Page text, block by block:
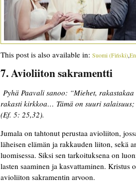
This post is also available in: Suomi(Fiński)
7. Avioliiton sakramentti
Pyhä Paavali sanoo: “Miehet,
rakasti kirkkoa… Tämä on suuri
(Ef. 5: 25,32).
Jumala on tahtonut perustaa avioliiton,
läheisen elämän ja rakkauden liiton, sekä
luomisessa. Siksi sen tarkoituksena on
lasten saaminen ja kasvattaminen. Kristus
avioliiton sakramentin arvoon.